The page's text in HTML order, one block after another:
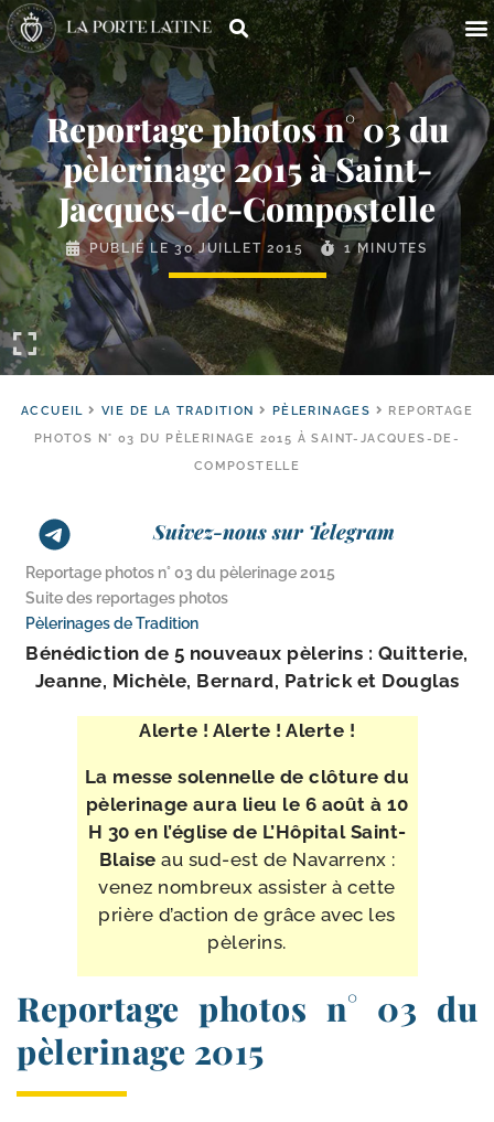
Reportage photos n° 03 du
pèlerinage 2015 à Saint-
Jacques-de-Compostelle
PUBLIÉ LE30 JUILLET 2015 1 MINUTES
ACCUEIL VIE DE LA TRADITION PÈLERINAGES
REPORTAGE
PHOTOS N° 03 DU PÈLERINAGE 2015 À SAINT-JACQUES-DE-
COMPOSTELLE
Suivez-nous sur Telegram
Reportage photos n° 03 du pèlerinage 2015
Suite des reportages photos
Pèlerinages de Tradition
Bénédiction de 5 nou­veaux pèle­rins : Quitterie,
Jeanne, Michèle, Bernard, Patrick et Douglas
Alerte ! Alerte ! Alerte !
La messe solen­nelle de clô­ture du
pèle­ri­nage aura lieu le 6 août à 10
H 30 en l’é­glise de L’Hôpital Saint-​
Blaise au sud-​est de Navarrenx :
venez nom­breux assis­ter à cette
prière d’ac­tion de grâce avec les
pèlerins.
Reportage photos n° 03 du
pèlerinage 2015